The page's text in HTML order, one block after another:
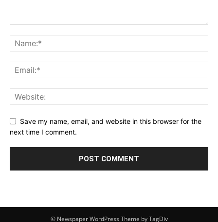
Save my name, email, and website in this browser for the
next time I comment.
© Newspaper WordPress Theme by TagDiv